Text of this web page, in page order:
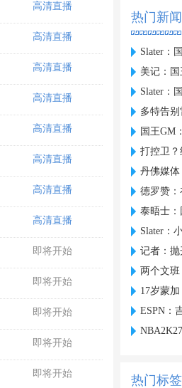
高清直播
高清直播
高清直播
高清直播
高清直播
高清直播
高清直播
高清直播
即将开始
即将开始
即将开始
即将开始
即将开始
热门新闻
Slater：
美记：国
Slater：国
多特告别
国王GM：
打控卫？
丹佛媒体
德罗赞：
泰晤士：
Slater：小
记者：抛
两个文班
17岁蒙加
ESPN：
NBA2K27
热门标签